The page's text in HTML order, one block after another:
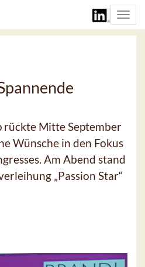
rückte Mitte September
Wünsche in den Fokus
Am Abend stand
„Passion Star“